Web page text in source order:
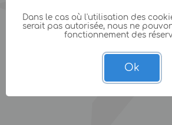
Dans le cas où l'utilisation des
serait pas autorisée, nous ne
fonctionnement des
Ok